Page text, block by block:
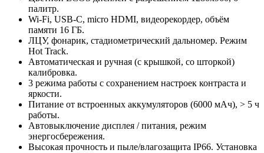
палитр.
Wi-Fi, USB-C, micro HDMI, видеорекордер, объём
памяти 16 ГБ.
ЛЦУ, фонарик, стадиометрический дальномер. Режим
Hot Track.
Автоматическая и ручная (с крышкой, со шторкой)
калибровка.
3 режима работы с сохранением настроек контраста и
яркости.
Питание от встроенных аккумуляторов (6000 мАч), > 5 ч
работы.
Автовыключение дисплея / питания, режим
энергосбережения.
Высокая прочность и пыле/влагозащита IP66. Установка